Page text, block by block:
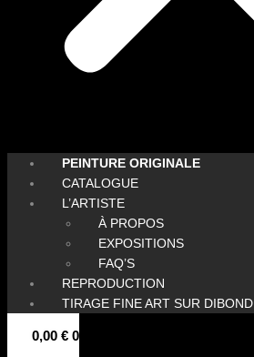
PEINTURE ORIGINALE
CATALOGUE
L’ARTISTE
À PROPOS
EXPOSITIONS
FAQ’S
REPRODUCTION
TIRAGE FINE ART SUR DIBOND
0,00 € 0